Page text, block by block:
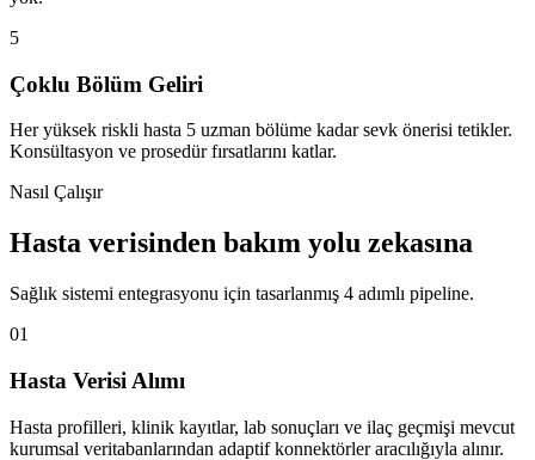
5
Çoklu Bölüm Geliri
Her yüksek riskli hasta 5 uzman bölüme kadar sevk önerisi tetikler.
Konsültasyon ve prosedür fırsatlarını katlar.
Nasıl Çalışır
Hasta verisinden bakım yolu zekasına
Sağlık sistemi entegrasyonu için tasarlanmış 4 adımlı pipeline.
01
Hasta Verisi Alımı
Hasta profilleri, klinik kayıtlar, lab sonuçları ve ilaç geçmişi mevcut
kurumsal veritabanlarından adaptif konnektörler aracılığıyla alınır.